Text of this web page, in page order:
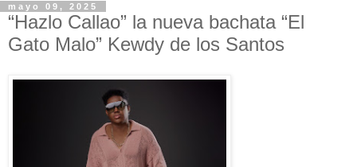
mayo 09, 2025
“Hazlo Callao” la nueva bachata “El
Gato Malo” Kewdy de los Santos